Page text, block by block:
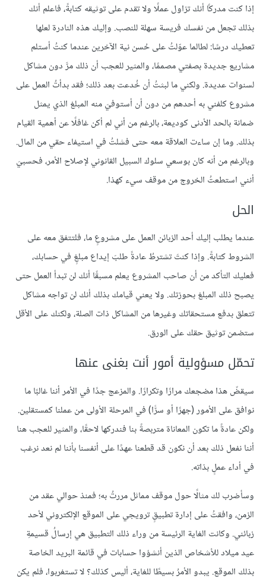
إذا كنت مدركًا أنك تزاول عملًا ولا تقدم على توثيقه كتابةً، فاعلم أنك
بذلك تجعل من نفسك فريسة سهلة للنصب. وإليك هذه النادرة لعلها
تعطيك درسًا: لطالما عوّلتُ على حُسن نية الآخرين عندما كنتُ أستلم
مشاريع جديدة بصفتي مصممًا، والمثير للعجب أن ذلك مرَّ دون مشاكل
لسنوات عديدة. ولكني ما لبثتُ أن خُدعت بعد ذلك؛ فقد بدأتُ العمل على
مشروع كلفني به أحدهم من دون أن أستوفيَ منه المبلغ الذي يمثل
ضمانة بالحد الأدنى كوديعة، بالرغم من أني لم أكن غافلًا عن أهمية القيام
بذلك. وما إن ساءت العلاقة معه حتى فشلتُ في استيفاء حقي من المال.
وبالرغم من أنه كان بوسعي سلوك السبيل القانوني لإصلاح الأمر، فحسبيَ
أنني استطعتُ الخروج من موقف سيء كهذا.
الحل
عندما يطلب إليك أحد الزبائن العمل على مشروعٍ ما، فلتتفق معه على
الشروط كتابةً. وإذا كنتَ تشترطُ عادةً طلبَ إيداع مبلغٍ في حسابك،
فعليك التأكد من أن صاحب المشروع يعلم مسبقًا أنك لن تبدأ العمل حتى
يصبح ذلك المبلغ بحوزتك. ولا يعني قيامك بذلك أنك لن تواجه مشاكل
تتعلق بدفع مستحقاتك وغيرها من المشاكل ذات الصلة، ولكنك على الأقل
ستضمن توثيق حقك على الورق.
تحمّل مسؤولية أمور أنت بغنى عنها
سيقضّ هذا مضجعك مرارًا وتكرارًا. والمزعج جدًا في الأمر أننا غالبًا ما
نوافق على الأمور (جهرًا أو سرًّا) في المرحلة الأولى من عملنا كمستقلين.
ولكن عادةً ما تكون المعاناة متربصةً بنا فندركها لاحقًا، والمثير للعجب هنا
أننا نفعل ذلك بعد أن نكون قد قطعنا عهدًا على أنفسنا بأننا لم نعد نرغب
في أداء عملٍ بذاته.
وسأضرب لك مثالًا حول موقف مماثل مررتُ به؛ فمنذ حوالي عقد من
الزمن، وافقتُ على إدارة تطبيقٍ ترويجي على الموقع الإلكتروني لأحد
زبائني. وكانت الغاية الرئيسة من وراء ذلك التطبيق هي إرسالُ قسيمةِ
عيد ميلاد للأشخاص الذين أنشؤوا حسابات في قائمة البريد الخاصة
بذلك الموقع. يبدو الأمرُ بسيطًا للغاية، أليس كذلك؟ لا تستغربوا، فلم يكن